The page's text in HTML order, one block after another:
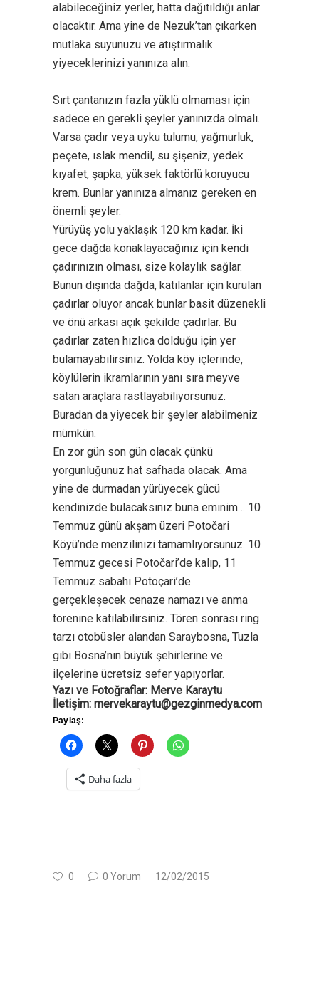
alabileceğiniz yerler, hatta dağıtıldığı anlar
olacaktır. Ama yine de Nezuk’tan çıkarken
mutlaka suyunuzu ve atıştırmalık
yiyeceklerinizi yanınıza alın.
Sırt çantanızın fazla yüklü olmaması için
sadece en gerekli şeyler yanınızda olmalı.
Varsa çadır veya uyku tulumu, yağmurluk,
peçete, ıslak mendil, su şişeniz, yedek
kıyafet, şapka, yüksek faktörlü koruyucu
krem. Bunlar yanınıza almanız gereken en
önemli şeyler.
Yürüyüş yolu yaklaşık 120 km kadar. İki
gece dağda konaklayacağınız için kendi
çadırınızın olması, size kolaylık sağlar.
Bunun dışında dağda, katılanlar için kurulan
çadırlar oluyor ancak bunlar basit düzenekli
ve önü arkası açık şekilde çadırlar. Bu
çadırlar zaten hızlıca dolduğu için yer
bulamayabilirsiniz. Yolda köy içlerinde,
köylülerin ikramlarının yanı sıra meyve
satan araçlara rastlayabiliyorsunuz.
Buradan da yiyecek bir şeyler alabilmeniz
mümkün.
En zor gün son gün olacak çünkü
yorgunluğunuz hat safhada olacak. Ama
yine de durmadan yürüyecek gücü
kendinizde bulacaksınız buna eminim… 10
Temmuz günü akşam üzeri Potočari
Köyü’nde menzilinizi tamamlıyorsunuz. 10
Temmuz gecesi Potočari’de kalıp, 11
Temmuz sabahı Potoçari’de
gerçekleşecek cenaze namazı ve anma
törenine katılabilirsiniz. Tören sonrası ring
tarzı otobüsler alandan Saraybosna, Tuzla
gibi Bosna’nın büyük şehirlerine ve
ilçelerine ücretsiz sefer yapıyorlar.
Yazı ve Fotoğraflar: Merve Karaytu
İletişim: mervekaraytu@gezginmedya.com
Paylaş:
Daha fazla
0 0 Yorum 12/02/2015